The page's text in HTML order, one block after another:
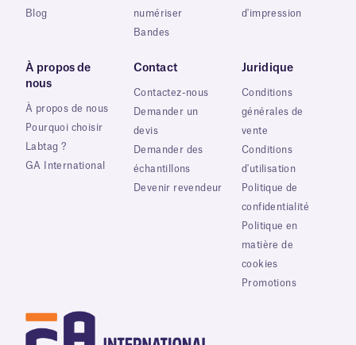
Blog
numériser
Bandes
d'impression
À propos de
nous
À propos de nous
Pourquoi choisir
Labtag ?
GA International
Contact
Contactez-nous
Demander un
devis
Demander des
échantillons
Devenir revendeur
Juridique
Conditions
générales de
vente
Conditions
d'utilisation
Politique de
confidentialité
Politique en
matière de
cookies
Promotions